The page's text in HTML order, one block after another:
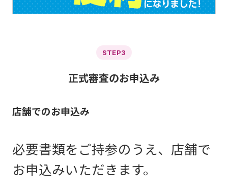
STEP3
正式審査のお申込み
店舗でのお申込み
必要書類をご持参のうえ、店舗で
お申込みいただきます。